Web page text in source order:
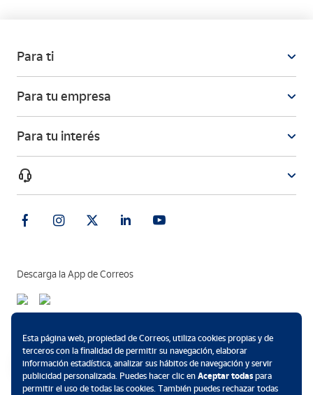
Para ti
Para tu empresa
Para tu interés
Descarga la App de Correos
Esta página web, propiedad de Correos, utiliza cookies propias y de
terceros con la finalidad de permitir su navegación, elaborar
información estadística, analizar sus hábitos de navegación y servir
publicidad personalizada. Puedes hacer clic en Aceptar todaspara
permitir el uso de todas las cookies. También puedes rechazar todas